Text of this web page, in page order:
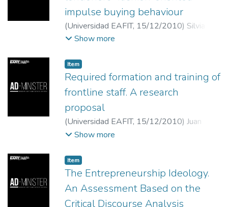
Universidad de Medellín Profesor
encargado, curso Sociología de la Empresa,
École des Hautes Études Commerciales,
HEC,
impulse buying behaviour
(Universidad EAFIT, 15/12/2010) Silvia M.
Ceballos;Universidad EAFIT, Universidad
Show more
Item
Required formation and training of
frontline staff. A research
proposal
(Universidad EAFIT, 15/12/2010) Juan
Carlos Sanclemente
Especialista en Economía Aplicada y
gestión. Administrador de Empresas de la
Universidad Libre de Cali. Doctorando en
Administración de EAFIT (Medellín)-HEC
Show more
Item
The Entrepreneurship Ideology.
An Assessment Based on the
Critical Discourse Analysis